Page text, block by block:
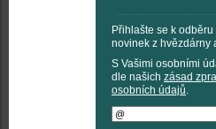
Přihlašte se k odběru
novinek z hvězdárny
S Vašimi osobními
dle našich zásad
osobních údajů.